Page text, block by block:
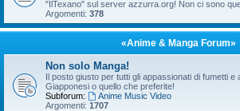
"IlTexano" sul server azzurra.org! Non ci sono
Argomenti: 378
«Anime & Manga Forum»
Non solo Manga!
Il posto giusto per tutti gli appassionati di fumetti e
Giapponesi o quello che preferite!
Subforum:
Anime Music Video
Argomenti: 1707